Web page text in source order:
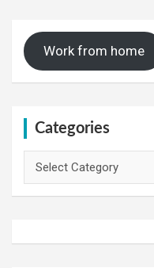
Work from home
Categories